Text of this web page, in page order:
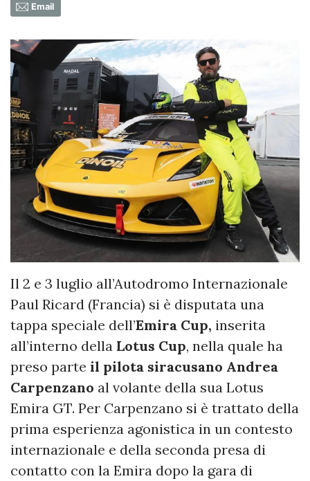
Email
Il 2 e 3 luglio all’Autodromo Internazionale
Paul Ricard (Francia) si è disputata una
tappa speciale dell’Emira Cup, inserita
all’interno della Lotus Cup, nella quale ha
preso parte il pilota siracusano Andrea
Carpenzano al volante della sua Lotus
Emira GT. Per Carpenzano si è trattato della
prima esperienza agonistica in un contesto
internazionale e della seconda presa di
contatto con la Emira dopo la gara di